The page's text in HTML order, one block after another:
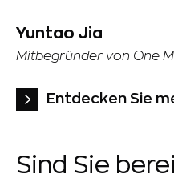
Yuntao Jia
Mitbegründer von One
Entdecken Sie
Sind Sie